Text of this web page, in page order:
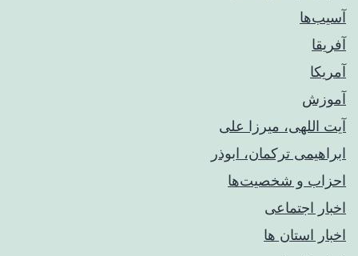
آسیب‌ها
آفریقا
آمریکا
آموزش
آیت اللهی، میرزا علی
ابراهیمی ترکمان، ابوذر
احزاب و شخصیت‌ها
اخبار اجتماعی
اخبار استان ها